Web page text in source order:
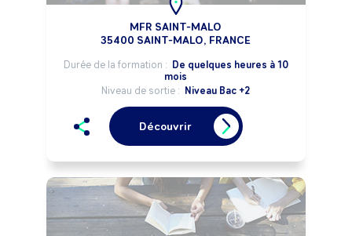
MFR SAINT-MALO
35400 SAINT-MALO, FRANCE
Durée de la formation : De quelques heures à 10
mois
Niveau de sortie : Niveau Bac +2
Découvrir